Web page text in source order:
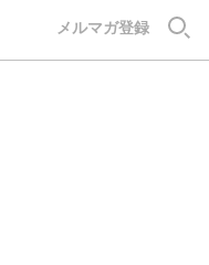
メルマガ登録